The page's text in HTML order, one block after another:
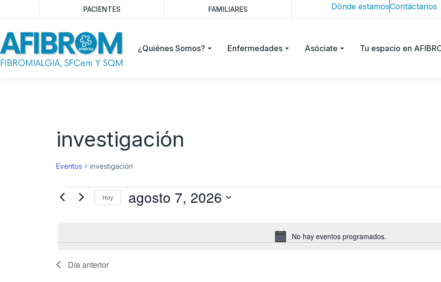
PACIENTES FAMILIARES Dónde estamosContáctanos
¿Quiénes Somos? Enfermedades Asóciate Tu espacio en
investigación
Eventos investigación
Aviso
No hay eventos programados.
Hoy agosto 7, 2026
Día anterior